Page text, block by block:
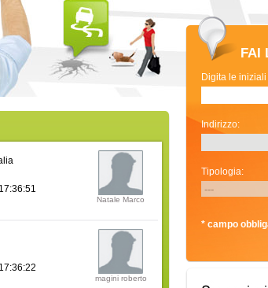
Natale Marco
magini roberto
FAI
Digita le
Indirizzo:
Tipologia:
* campo